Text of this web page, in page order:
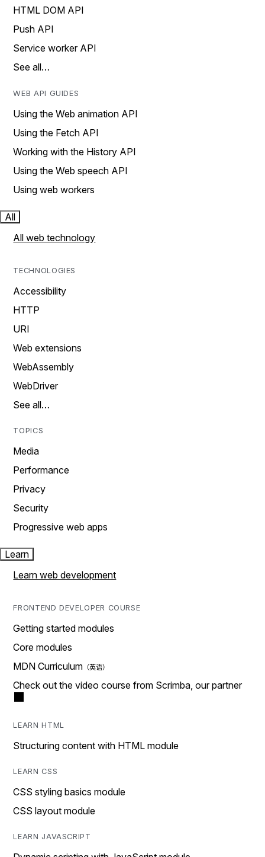
HTML DOM API
Push API
Service worker API
See all…
WEB API GUIDES
Using the Web animation API
Using the Fetch API
Working with the History API
Using the Web speech API
Using web workers
All
All web technology
TECHNOLOGIES
Accessibility
HTTP
URI
Web extensions
WebAssembly
WebDriver
See all…
TOPICS
Media
Performance
Privacy
Security
Progressive web apps
Learn
Learn web development
FRONTEND DEVELOPER COURSE
Getting started modules
Core modules
MDN Curriculum
Check out the video course from Scrimba, our partner
LEARN HTML
Structuring content with HTML module
LEARN CSS
CSS styling basics module
CSS layout module
LEARN JAVASCRIPT